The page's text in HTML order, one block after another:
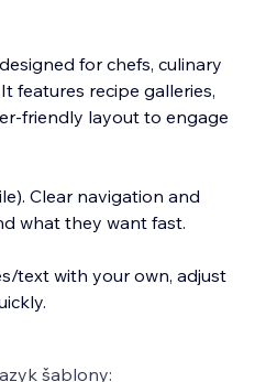
for chefs, culinary
features recipe galleries,
layout to engage
Clear navigation and
what they want fast.
text with your own, adjust
šablony: